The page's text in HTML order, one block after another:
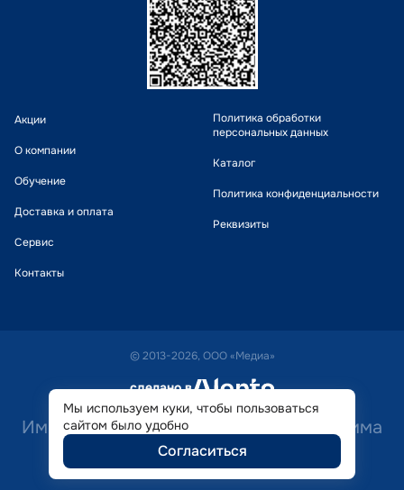
Акции
О компании
Обучение
Доставка и оплата
Сервис
Контакты
Политика обработки
персональных данных
Каталог
Политика конфиденциальности
Реквизиты
© 2013-2026, ООО «Медиа»
сделано в alente
Имеются противопоказания. Необходима
консультация специалиста.
Мы используем куки, чтобы пользоваться
сайтом было удобно
Согласиться